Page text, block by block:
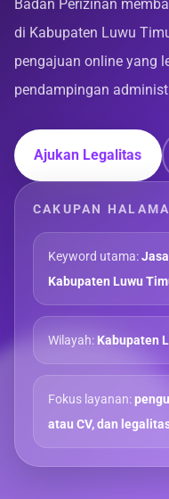
Badan Perizinan
di Kabupaten Luwu
pengajuan online yang
pendampingan
Ajukan Legalitas
CAKUPAN
Keyword utama:
Kabupaten Luwu
Wilayah:Kabupaten
Fokus layanan:
atau CV, dan